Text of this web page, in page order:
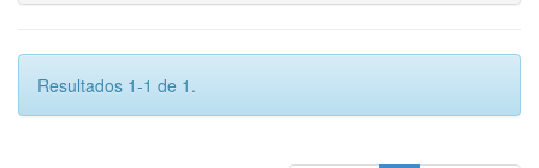
Resultados 1-1 de 1.